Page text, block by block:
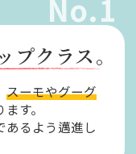
No.1
プクラス。
スーモやグーグ
す。
あるよう邁進し